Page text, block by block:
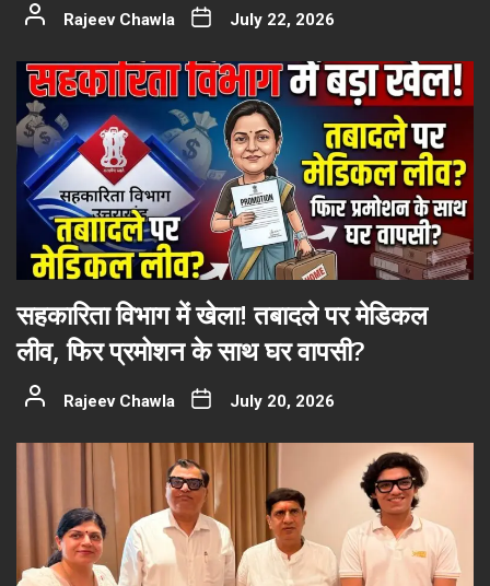
Rajeev Chawla July 22, 2026
सहकारिता विभाग में खेला! तबादले पर मेडिकल
लीव, फिर प्रमोशन के साथ घर वापसी?
Rajeev Chawla July 20, 2026